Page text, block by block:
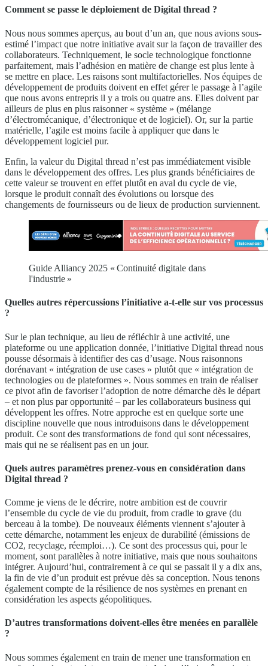
Comment se passe le déploiement de Digital thread ?
Nous nous sommes aperçus, au bout d’un an, que nous avions sous-
estimé l’impact que notre initiative avait sur la façon de travailler des
collaborateurs. Techniquement, le socle technologique fonctionne
parfaitement, mais l’adhésion en matière de change est plus lente à
se mettre en place. Les raisons sont multifactorielles. Nos équipes de
développement de produits doivent en effet gérer le passage à l’agile
que nous avons entrepris il y a trois ou quatre ans. Elles doivent par
ailleurs de plus en plus raisonner « système » (mélange
d’électromécanique, d’électronique et de logiciel). Or, sur la partie
matérielle, l’agile est moins facile à appliquer que dans le
développement logiciel pur.
Enfin, la valeur du Digital thread n’est pas immédiatement visible
dans le développement des offres. Les plus grands bénéficiaires de
cette valeur se trouvent en effet plutôt en aval du cycle de vie,
lorsque le produit connaît des évolutions ou lorsque des
changements de fournisseurs ou de lieux de production surviennent.
Guide Alliancy 2025 « Continuité digitale dans
l'industrie »
Quelles autres répercussions l’initiative a-t-elle sur vos processus
?
Sur le plan technique, au lieu de réfléchir à une activité, une
plateforme ou une application donnée, l’initiative Digital thread nous
pousse désormais à identifier des cas d’usage. Nous raisonnons
dorénavant « intégration de use cases » plutôt que « intégration de
technologies ou de plateformes ». Nous sommes en train de réaliser
ce pivot afin de favoriser l’adoption de notre démarche dès le départ
– et non plus par opportunité – par les collaborateurs business qui
développent les offres. Notre approche est en quelque sorte une
discipline nouvelle que nous introduisons dans le développement
produit. Ce sont des transformations de fond qui sont nécessaires,
mais qui ne se réalisent pas en un jour.
Quels autres paramètres prenez-vous en considération dans
Digital thread ?
Comme je viens de le décrire, notre ambition est de couvrir
l’ensemble du cycle de vie du produit, from cradle to grave (du
berceau à la tombe). De nouveaux éléments viennent s’ajouter à
cette démarche, notamment les enjeux de durabilité (émissions de
CO2, recyclage, réemploi…). Ce sont des processus qui, pour le
moment, sont parallèles à notre initiative, mais que nous souhaitons
intégrer. Aujourd’hui, contrairement à ce qui se passait il y a dix ans,
la fin de vie d’un produit est prévue dès sa conception. Nous tenons
également compte de la résilience de nos systèmes en prenant en
considération les aspects géopolitiques.
D’autres transformations doivent-elles être menées en parallèle
?
Nous sommes également en train de mener une transformation en